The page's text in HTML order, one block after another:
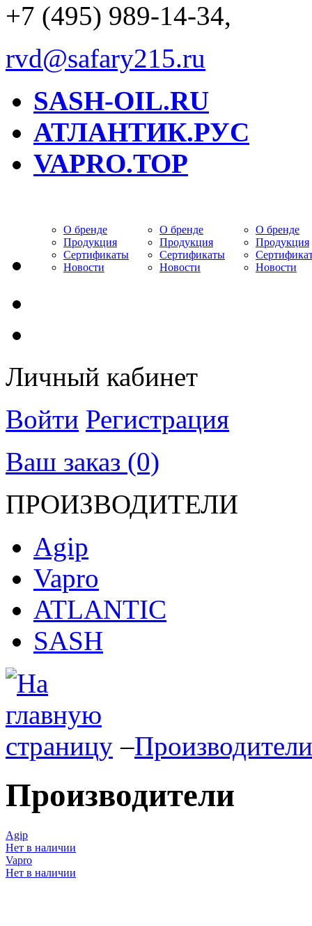
+7 (495) 989-14-34,
rvd@safary215.ru
SASH-OIL.RU
АТЛАНТИК.РУС
VAPRO.TOP
О бренде
Продукция
Сертификаты
Новости
О бренде
Продукция
Сертификаты
Новости
О бренде
Продукция
Новости
Личный кабинет
Войти Регистрация
Ваш заказ (0)
ПРОИЗВОДИТЕЛИ
Agip
Vapro
ATLANTIC
SASH
–Производители
Производители
Agip
Нет в наличии
Vapro
Нет в наличии